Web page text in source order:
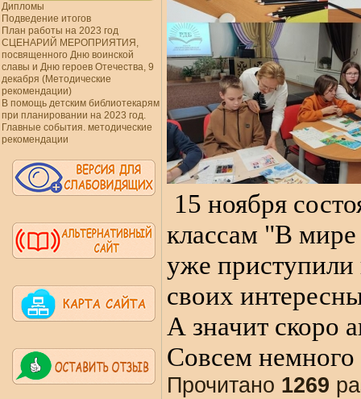
Дипломы
Подведение итогов
План работы на 2023 год
СЦЕНАРИЙ МЕРОПРИЯТИЯ,
посвященного Дню воинской
славы и Дню героев Отечества, 9
декабря (Методические
рекомендации)
В помощь детским библиотекарям
при планировании на 2023 год.
Главные события. методические
рекомендации
15 ноября
классам "В мире
уже приступили
своих
А значит скоро
Совсем немного
Прочитано 1269